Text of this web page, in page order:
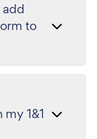
to
1&1